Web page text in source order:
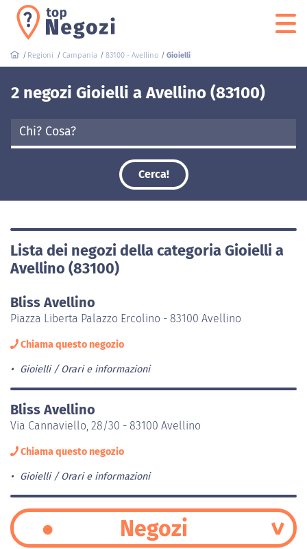
Regioni Campania 83100 - Avellino Gioielli
2 negozi Gioielli a Avellino (83100)
Cerca!
Lista dei negozi della categoria Gioielli a
Avellino (83100)
Bliss Avellino
Piazza Liberta Palazzo Ercolino - 83100 Avellino
Chiama questo negozio
Gioielli Orari e informazioni
Bliss Avellino
Via Cannaviello, 28/30 - 83100 Avellino
Chiama questo negozio
Gioielli Orari e informazioni
Negozi